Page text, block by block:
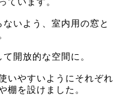
いよう、室内用の窓と
開放的な空間に。
いやすいようにそれぞれ
棚を設けました。